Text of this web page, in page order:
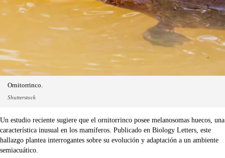
Ornitorrinco.
Shutterstock
Un estudio reciente sugiere que el ornitorrinco posee melanosomas huecos, una
característica inusual en los mamíferos. Publicado en Biology Letters, este
hallazgo plantea interrogantes sobre su evolución y adaptación a un ambiente
semiacuático.